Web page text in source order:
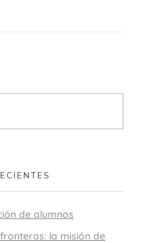
de alumnos
la misión de